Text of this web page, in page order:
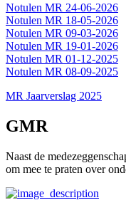
Notulen MR 24-06-2026
Notulen MR 18-05-2026
Notulen MR 09-03-2026
Notulen MR 19-01-2026
Notulen MR 01-12-2025
Notulen MR 08-09-2025
MR Jaarverslag 2025
GMR
Naast de
om mee te praten over